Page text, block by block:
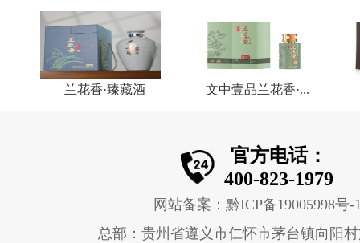
兰花香·臻藏酒 文中壹品兰花香·...
官方电话：
400-823-1979
网站备案：黔ICP备19005998号-
总部：贵州省遵义市仁怀市茅台镇向阳